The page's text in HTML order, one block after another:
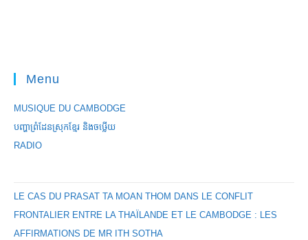
Menu
MUSIQUE DU CAMBODGE
បញ្ហាព្រំដែនស្រុកខ្មែរ និងចឞ្លើយ
RADIO
LE CAS DU PRASAT TA MOAN THOM DANS LE CONFLIT
FRONTALIER ENTRE LA THAÏLANDE ET LE CAMBODGE : LES
AFFIRMATIONS DE MR ITH SOTHA